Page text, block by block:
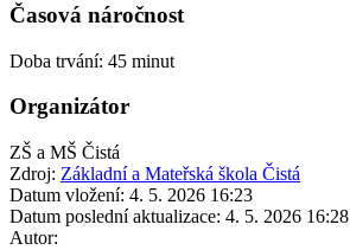
Časová náročnost
Doba trvání: 45 minut
Organizátor
ZŠ a MŠ Čistá
Zdroj: Základní a Mateřská škola Čistá
Datum vložení: 4. 5. 2026 16:23
Datum poslední aktualizace: 4. 5. 2026 16:28
Autor: